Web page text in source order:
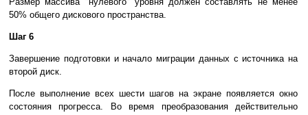
50% общего дискового пространства.
Шаг 6
Завершение подготовки и начало миграции данных с источника на
второй диск.
После выполнение всех шести шагов на экране появляется окно
состояния прогресса. Во время преобразования действительно